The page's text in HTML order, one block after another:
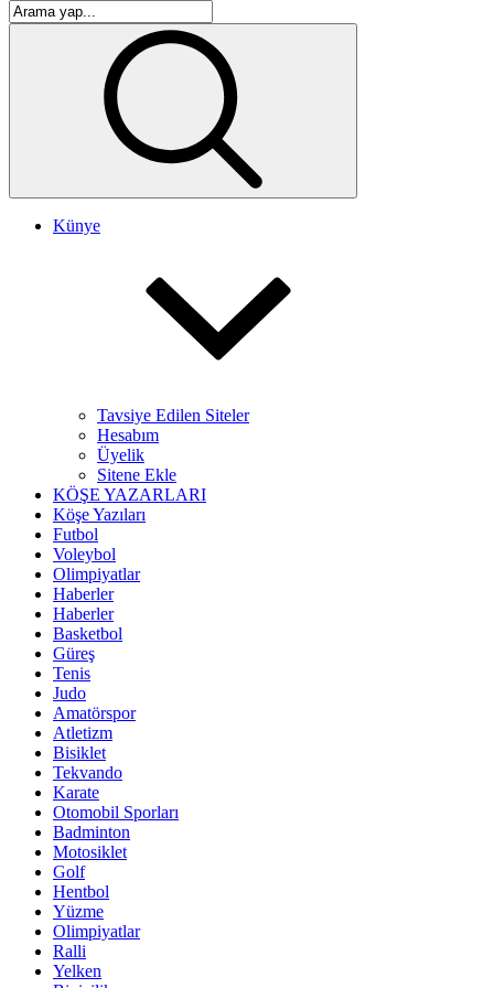
Künye
Tavsiye Edilen Siteler
Hesabım
Üyelik
Sitene Ekle
KÖŞE YAZARLARI
Köşe Yazıları
Futbol
Voleybol
Olimpiyatlar
Haberler
Haberler
Basketbol
Güreş
Tenis
Judo
Amatörspor
Atletizm
Bisiklet
Tekvando
Karate
Otomobil Sporları
Badminton
Motosiklet
Golf
Hentbol
Yüzme
Olimpiyatlar
Ralli
Yelken